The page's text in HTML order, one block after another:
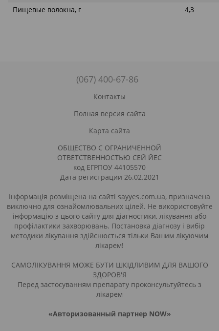
Пищевые волокна, г
4,3
(067) 400-67-86
Контакты
Полная версия сайта
Карта сайта
ОБЩЕСТВО С ОГРАНИЧЕННОЙ
ОТВЕТСТВЕННОСТЬЮ СЕЙ ЙЕС
код ЕГРПОУ 44105570
Дата регистрации 26.02.2021
Інформація розміщена на сайті sayyes.com.ua, призначена
виключно для ознайомлювальних цілей. Не використовуйте
інформацію з цього сайту для діагностики, лікування або
профілактики захворювань. Постановка діагнозу і вибір
методики лікування здійснюється тільки Вашим лікуючим
лікарем!
САМОЛІКУВАННЯ МОЖЕ БУТИ ШКІДЛИВИМ ДЛЯ ВАШОГО
ЗДОРОВ'Я
Перед застосуванням препарату проконсультуйтесь з
лікарем
«Авторизованный партнер NOW»